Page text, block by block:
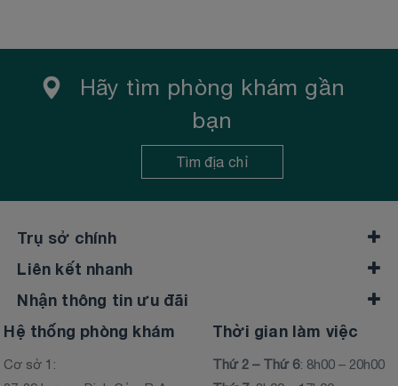
Hãy tìm phòng khám gần
bạn
Tìm địa chỉ
Trụ sở chính
Liên kết nhanh
Nhận thông tin ưu đãi
Hệ thống phòng khám
Cơ sở 1:
Thời gian làm việc
Thứ 2 – Thứ 6: 8h00 – 20h00